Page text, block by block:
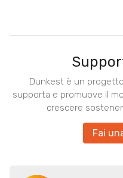
Dunkest è un
supporta e promuove il
crescere
Fai